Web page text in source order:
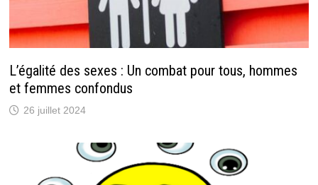
L’égalité des sexes : Un combat pour tous, hommes
et femmes confondus
26 juillet 2024